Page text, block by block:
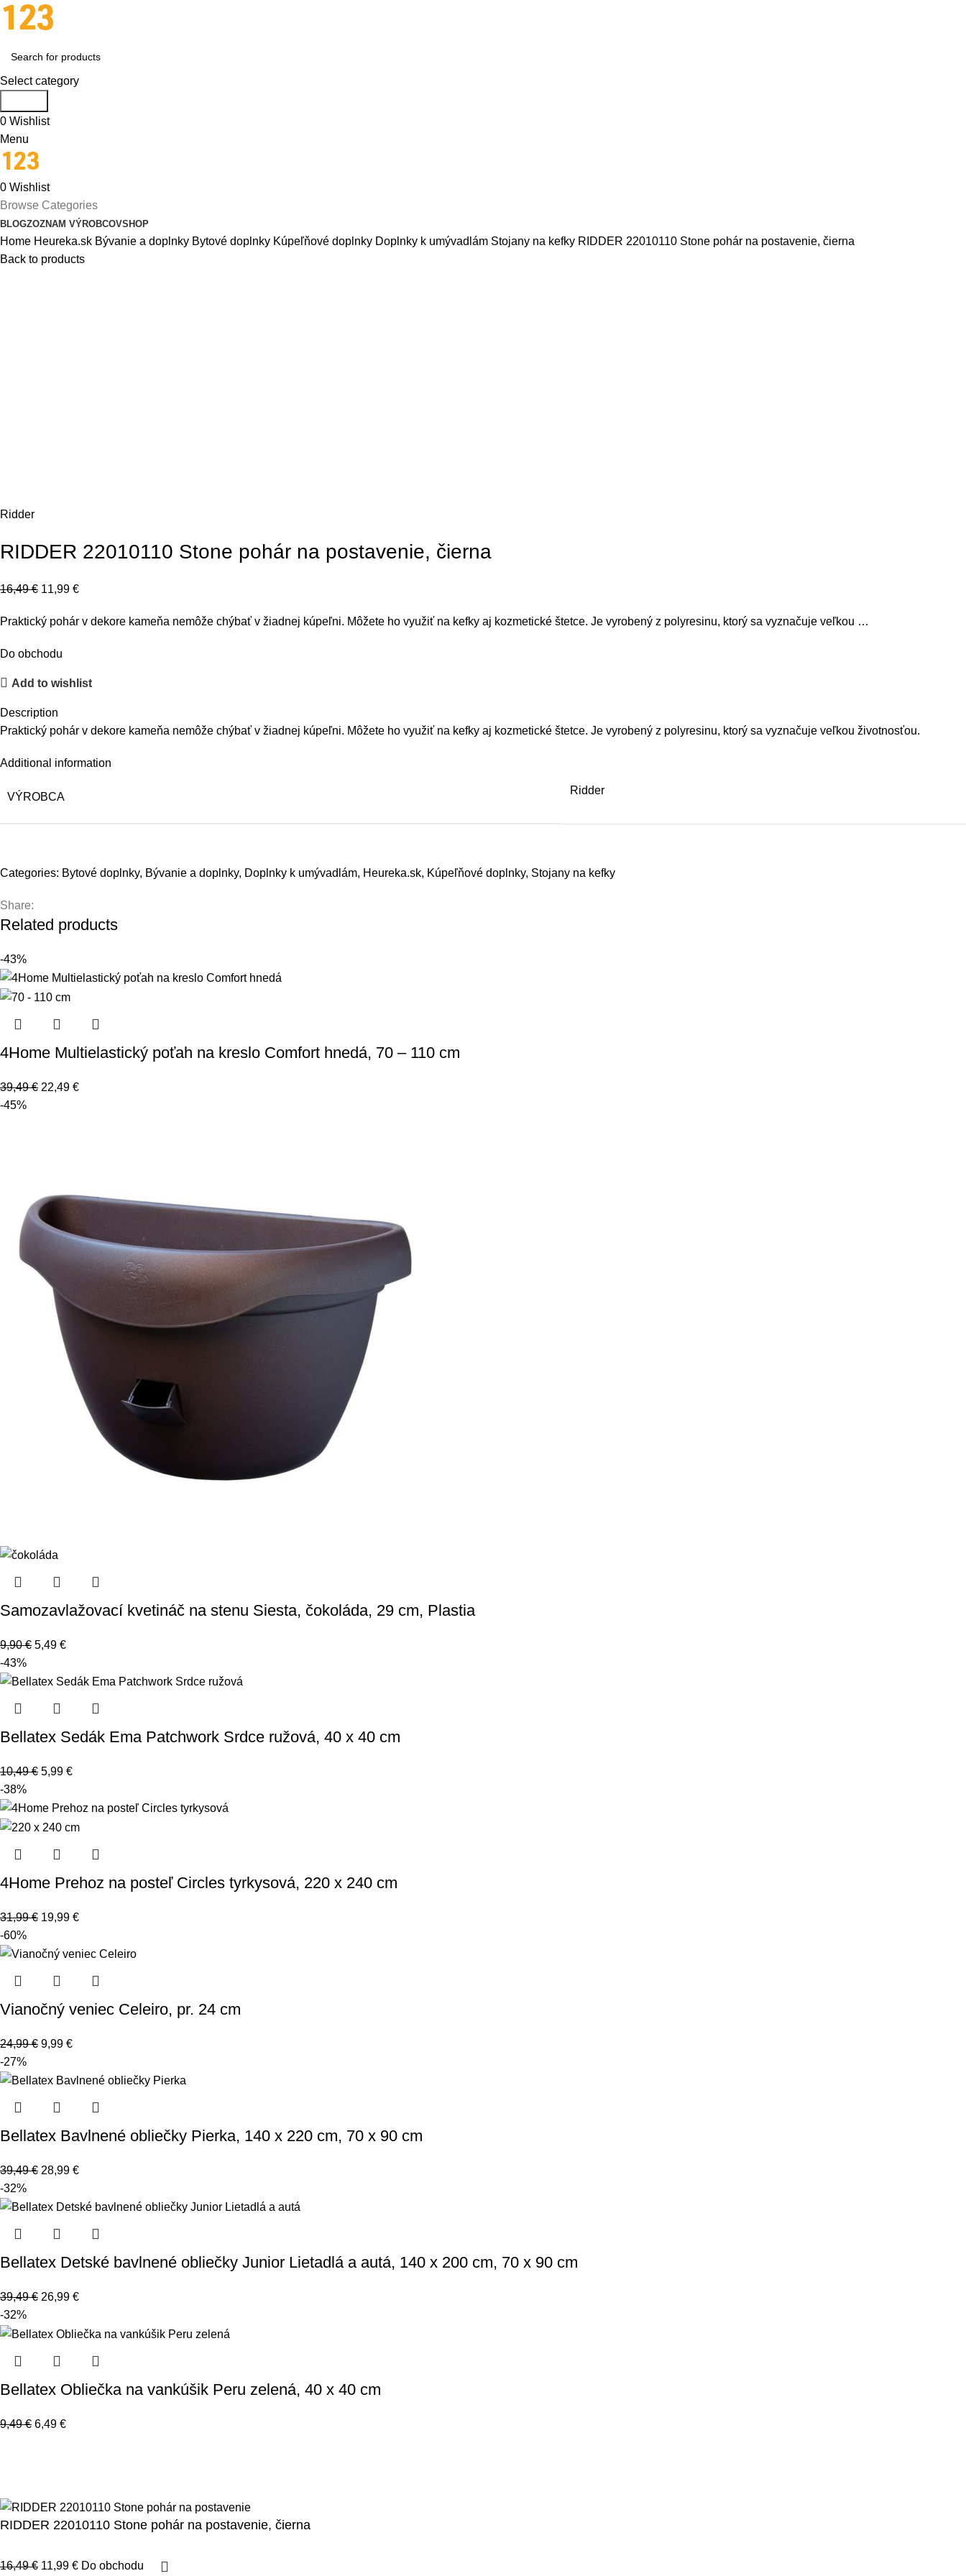
Select category
0 Wishlist
Menu
0 Wishlist
Browse Categories
BLOGZOZNAM VÝROBCOVSHOP
Home Heureka.sk Bývanie a doplnky Bytové doplnky Kúpeľňové doplnky Doplnky k umývadlám Stojany na kefky RIDDER 22010110 Stone pohár na postavenie, čierna
Back to products
Ridder
RIDDER 22010110 Stone pohár na postavenie, čierna
16,49€ 11,99 €
Praktický pohár v dekore kameňa nemôže chýbať v žiadnej kúpeľni. Môžete ho využiť na kefky aj kozmetické štetce. Je vyrobený z polyresinu, ktorý sa vyznačuje veľkou …
Do obchodu
Add to wishlist
Description
Praktický pohár v dekore kameňa nemôže chýbať v žiadnej kúpeľni. Môžete ho využiť na kefky aj kozmetické štetce. Je vyrobený z polyresinu, ktorý sa vyznačuje veľkou životnosťou.
Additional information
VÝROBCA
Ridder
Categories: Bytové doplnky, Bývanie a doplnky, Doplnky k umývadlám, Heureka.sk, Kúpeľňové doplnky, Stojany na kefky
Share:
Related products
-43%
4Home Multielastický poťah na kreslo Comfort hnedá, 70 – 110 cm
39,49€ 22,49 €
-45%
Samozavlažovací kvetináč na stenu Siesta, čokoláda, 29 cm, Plastia
9,90€ 5,49 €
-43%
Bellatex Sedák Ema Patchwork Srdce ružová, 40 x 40 cm
10,49€ 5,99 €
-38%
4Home Prehoz na posteľ Circles tyrkysová, 220 x 240 cm
31,99€ 19,99 €
-60%
Vianočný veniec Celeiro, pr. 24 cm
24,99€ 9,99 €
-27%
Bellatex Bavlnené obliečky Pierka, 140 x 220 cm, 70 x 90 cm
39,49€ 28,99 €
-32%
Bellatex Detské bavlnené obliečky Junior Lietadlá a autá, 140 x 200 cm, 70 x 90 cm
39,49€ 26,99 €
-32%
Bellatex Obliečka na vankúšik Peru zelená, 40 x 40 cm
9,49€ 6,49 €
RIDDER 22010110 Stone pohár na postavenie, čierna
16,49€ 11,99 € Do obchodu